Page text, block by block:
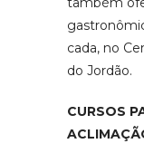
cada, no
do Jordão.
CURSOS